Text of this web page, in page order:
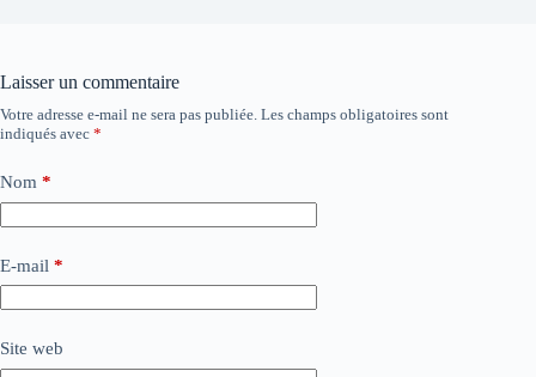
Laisser un commentaire
Votre adresse e-mail ne sera pas publiée. Les champs obligatoires sont
indiqués avec *
Nom *
E-mail *
Site web